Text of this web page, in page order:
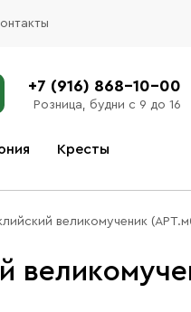
+7 (916) 868-10-00
Розница, будни с 9 до 16
Кресты
великомученик